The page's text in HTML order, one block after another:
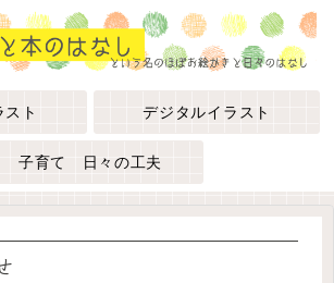
ト デジタルイラスト
子育て 日々の工夫